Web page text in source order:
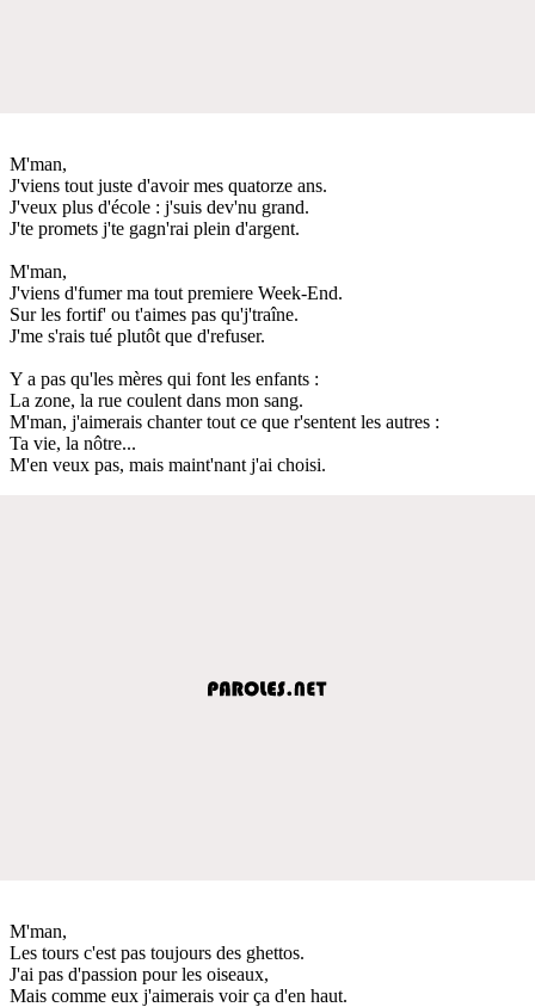
M'man,
J'viens tout juste d'avoir mes quatorze ans.
J'veux plus d'école : j'suis dev'nu grand.
J'te promets j'te gagn'rai plein d'argent.
M'man,
J'viens d'fumer ma tout premiere Week-End.
Sur les fortif' ou t'aimes pas qu'j'traîne.
J'me s'rais tué plutôt que d'refuser.
Y a pas qu'les mères qui font les enfants :
La zone, la rue coulent dans mon sang.
M'man, j'aimerais chanter tout ce que r'sentent les autres :
Ta vie, la nôtre...
M'en veux pas, mais maint'nant j'ai choisi.
M'man,
Les tours c'est pas toujours des ghettos.
J'ai pas d'passion pour les oiseaux,
Mais comme eux j'aimerais voir ça d'en haut.